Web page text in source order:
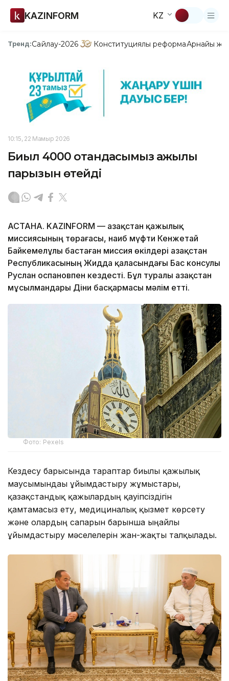
KAZINFORM KZ
Тренд:Сайлау-2026 Конституциялық реформаАрнайы
10:15, 22 Мамыр 2026
Биыл 4000 отандасымыз қажылық
парызын өтейді
АСТАНА. KAZINFORM — Қазақстан қажылық
миссиясының төрағасы, наиб мүфти Кенжетай
Байкемелұлы бастаған миссия өкілдері Қазақстан
Республикасының Жидда қаласындағы Бас консулы
Руслан Қоспановпен кездесті. Бұл туралы Қазақстан
мұсылмандары Діни басқармасы мәлім етті.
Фото: Pexels
Кездесу барысында тараптар биылғы қажылық
маусымындағы ұйымдастыру жұмыстары,
қазақстандық қажылардың қауіпсіздігін
қамтамасыз ету, медициналық қызмет көрсету
және олардың сапарын барынша ыңғайлы
ұйымдастыру мәселелерін жан-жақты талқылады.